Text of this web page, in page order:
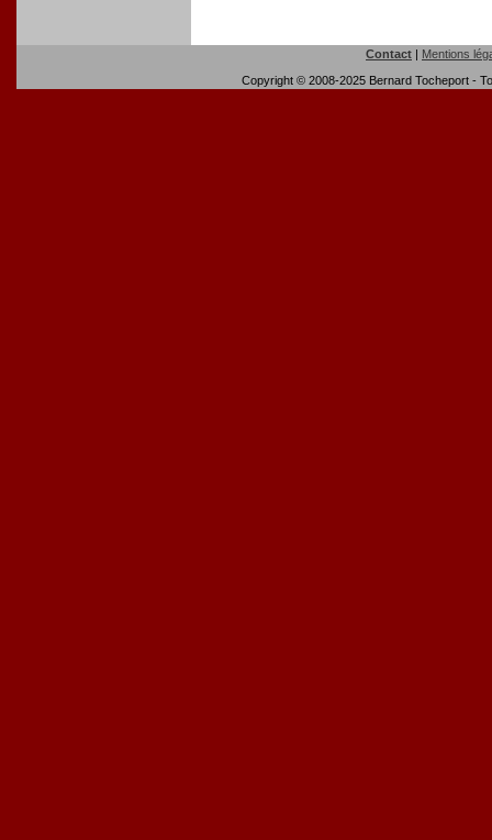
Contact
Mentions
Copyright © 2008-2025 Bernard Tocheport -